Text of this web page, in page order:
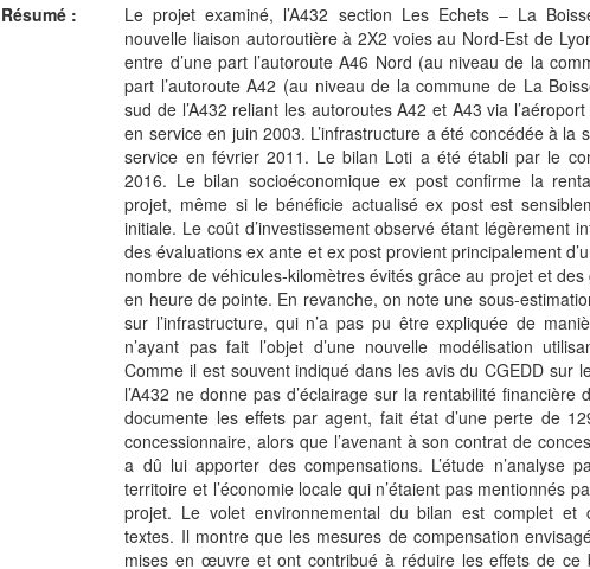
Résumé :
Le projet examiné, l’A432 section Les Echets – La
nouvelle liaison autoroutière à 2X2 voies au Nord-Est de
entre d’une part l’autoroute A46 Nord (au niveau de la
part l’autoroute A42 (au niveau de la commune de La
sud de l’A432 reliant les autoroutes A42 et A43 via
en service en juin 2003. L’infrastructure a été concédée à la
service en février 2011. Le bilan Loti a été établi par le
2016. Le bilan socioéconomique ex post confirme la
projet, même si le bénéficie actualisé ex post est
initiale. Le coût d’investissement observé étant légèrement
des évaluations ex ante et ex post provient principalement
nombre de véhicules-kilomètres évités grâce au projet et
en heure de pointe. En revanche, on note une sous-
sur l’infrastructure, qui n’a pas pu être expliquée de
n’ayant pas fait l’objet d’une nouvelle modélisation
Comme il est souvent indiqué dans les avis du CGEDD sur
l’A432 ne donne pas d’éclairage sur la rentabilité financière
documente les effets par agent, fait état d’une perte de
concessionnaire, alors que l’avenant à son contrat de
a dû lui apporter des compensations. L’étude n’analyse
territoire et l’économie locale qui n’étaient pas mentionnés
projet. Le volet environnemental du bilan est complet et
textes. Il montre que les mesures de compensation
mises en œuvre et ont contribué à réduire les effets de ce